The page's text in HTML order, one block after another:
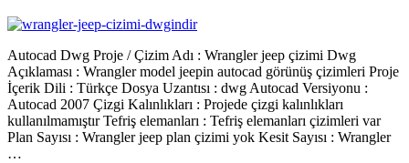
Autocad Dwg Proje / Çizim Adı : Wrangler jeep çizimi Dwg
Açıklaması : Wrangler model jeepin autocad görünüş çizimleri Proje
İçerik Dili : Türkçe Dosya Uzantısı : dwg Autocad Versiyonu :
Autocad 2007 Çizgi Kalınlıkları : Projede çizgi kalınlıkları
kullanılmamıştır Tefriş elemanları : Tefriş elemanları çizimleri var
Plan Sayısı : Wrangler jeep plan çizimi yok Kesit Sayısı : Wrangler
…